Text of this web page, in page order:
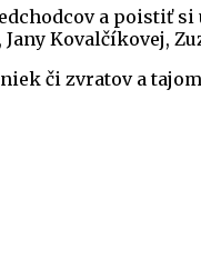
a poistiť
Kovalčíkovej,
či zvratov a